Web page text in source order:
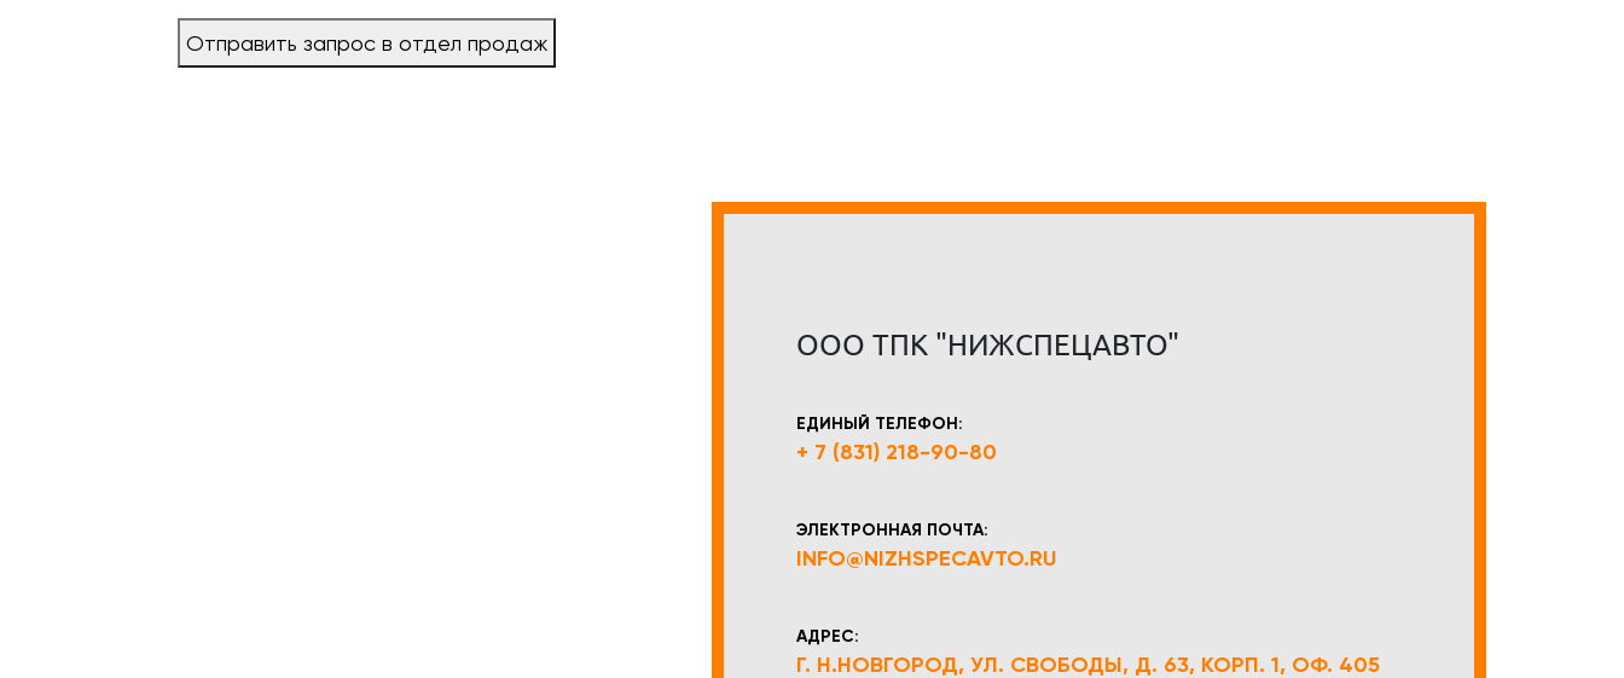
Отправить запрос в отдел продаж
ООО ТПК "НИЖСПЕЦАВТО"
ЕДИНЫЙ ТЕЛЕФОН:
+ 7 (831) 218-90-80
ЭЛЕКТРОННАЯ ПОЧТА:
INFO@NIZHSPECAVTO.RU
АДРЕС:
Г. Н.НОВГОРОД, УЛ. СВОБОДЫ, Д. 63, КОРП. 1, ОФ. 405